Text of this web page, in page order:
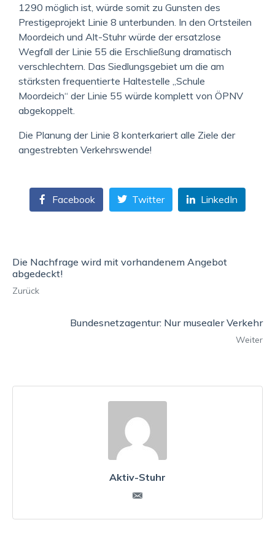
1290 möglich ist, würde somit zu Gunsten des
Prestigeprojekt Linie 8 unterbunden. In den Ortsteilen
Moordeich und Alt-Stuhr würde der ersatzlose
Wegfall der Linie 55 die Erschließung dramatisch
verschlechtern. Das Siedlungsgebiet um die am
stärksten frequentierte Haltestelle „Schule
Moordeich“ der Linie 55 würde komplett von ÖPNV
abgekoppelt.
Die Planung der Linie 8 konterkariert alle Ziele der
angestrebten Verkehrswende!
Facebook Twitter LinkedIn
Die Nachfrage wird mit vorhandenem Angebot
abgedeckt!
Zurück
Bundesnetzagentur: Nur musealer Verkehr
Weiter
Aktiv-Stuhr